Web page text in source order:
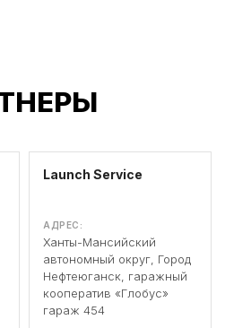
Launch Service
АДРЕС:
Ханты-Мансийский
автономный округ, Город
Нефтеюганск, гаражный
кооператив «Глобус»
гараж 454